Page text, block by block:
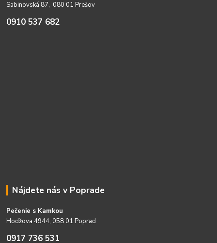
Sabinovská 87, 080 01 Prešov
0910 537 682
Nájdete nás v Poprade
Pečenie s Kamkou
Hodžova 4944, 058 01 Poprad
0917 736 531